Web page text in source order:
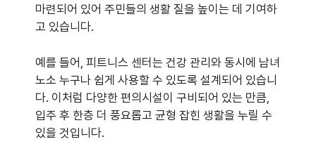
마련되어 있어 주민들의 생활 질을 높이는 데 기여하
고 있습니다.
예를 들어, 피트니스 센터는 건강 관리와 동시에 남녀
노소 누구나 쉽게 사용할 수 있도록 설계되어 있습니
다. 이처럼 다양한 편의시설이 구비되어 있는 만큼,
입주 후 한층 더 풍요롭고 균형 잡힌 생활을 누릴 수
있을 것입니다.